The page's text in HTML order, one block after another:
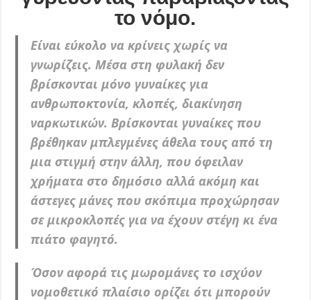
το νόμο.
Είναι εύκολο να κρίνεις χωρίς να
γνωρίζεις. Μέσα στη φυλακή δεν
βρίσκονται μόνο γυναίκες για
ανθρωποκτονία, κλοπές, διακίνηση
ναρκωτικών. Βρίσκονται γυναίκες που
βρέθηκαν μπλεγμένες άθελα τους από τη
μια στιγμή στην άλλη, που όφειλαν
χρήματα στο δημόσιο αλλά ακόμη και
άστεγες μάνες που σκόπιμα προχώρησαν
σε μικροκλοπές για να έχουν στέγη κι ένα
πιάτο φαγητό.
Όσον αφορά τις μωρομάνες το ισχύον
νομοθετικό πλαίσιο ορίζει ότι μπορούν